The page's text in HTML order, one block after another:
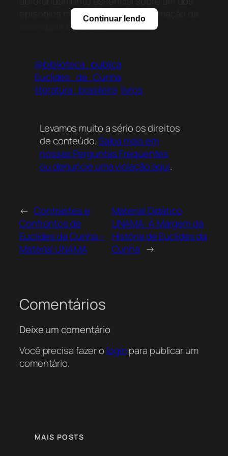
episódios mais complexos da formação da
sociedade brasileira.
Continuar lendo
@biblioteca_publica
Euclides_da_Cunha
literatura_brasileira livros
Levamos muito a sério os direitos
de conteúdo.Saiba mais em
nossas Perguntas Frequentes
ou denuncie uma violação aqui.
← Contrastes e
Confrontos de
Euclides da Cunha –
Material UNAMA
Material Didático
UNAMA: À Margem da
História de Euclides da
Cunha →
Comentários
Deixe um comentário
Você precisa fazer o loginpara publicar um
comentário.
MAIS POSTS